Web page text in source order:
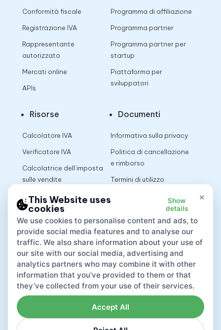
Conformità fiscale
Registrazione IVA
Rappresentante
autorizzato
Mercati online
APIs
Programma di affiliazione
Programma partner
Programma partner per
startup
Piattaforma per
sviluppatori
Risorse
Calcolatore IVA
Verificatore IVA
Calcolatrice dell’imposta
sulle vendite
Documenti
Informativa sulla privacy
Politica di cancellazione
e rimborso
Termini di utilizzo
×
This Website uses
cookies
Show
details
We use cookies to personalise content and ads, to
provide social media features and to analyse our
traffic. We also share information about your use of
our site with our social media, advertising and
analytics partners who may combine it with other
information that you’ve provided to them or that
they’ve collected from your use of their services.
Accept All